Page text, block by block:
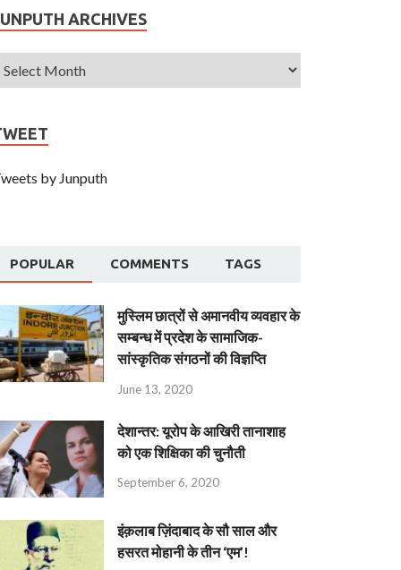
ARCHIVES
by Junputh
POPULAR COMMENTS TAGS
मुस्लिम छात्रों से अमानवीय व्यवहार के
सम्बन्ध में प्रदेश के सामाजिक-
सांस्कृतिक संगठनों की विज्ञप्ति
June 13, 2020
देशान्‍तर: यूरोप के आखिरी तानाशाह
को एक शिक्षिका की चुनौती
September 6, 2020
इंक़लाब ज़िंदाबाद के सौ साल और
हसरत मोहानी के तीन ‘एम’!